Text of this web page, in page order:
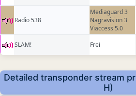
Radio 538
Mediaguard 3
Nagravision 3
Viaccess 5.0
SLAM! Frei
Detailed transponder stream
H)